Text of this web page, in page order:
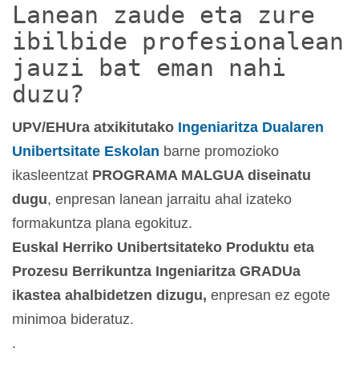
Lanean zaude eta zure
ibilbide profesionalean
jauzi bat eman nahi
duzu?
UPV/EHUra atxikitutako Ingeniaritza Dualaren
Unibertsitate Eskolan barne promozioko
ikasleentzat PROGRAMA MALGUA diseinatu
dugu, enpresan lanean jarraitu ahal izateko
formakuntza plana egokituz.
Euskal Herriko Unibertsitateko Produktu eta
Prozesu Berrikuntza Ingeniaritza GRADUa
ikastea ahalbidetzen dizugu, enpresan ez egote
minimoa bideratuz.
.